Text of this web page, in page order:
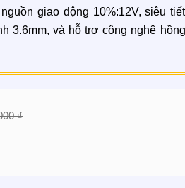
giao động 10%:12V, siêu
3.6mm, và hỗ trợ công nghệ
₫